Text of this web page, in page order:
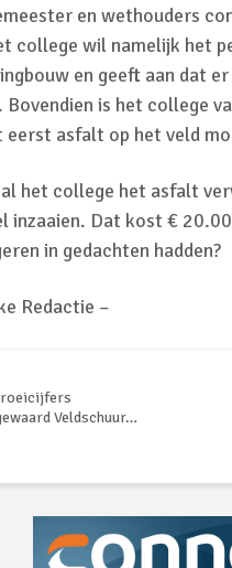
en wethouders
college wil namelijk het
en geeft aan dat
is het college
eerst asfalt op het veld
het college het asfalt
inzaaien. Dat kost €
in gedachten hadden?
Redactie –
Veldschuur…